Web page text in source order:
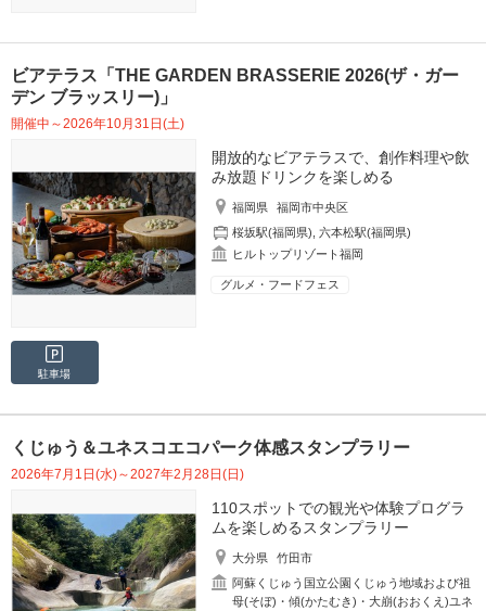
ビアテラス「THE GARDEN BRASSERIE 2026(ザ・ガー
デン ブラッスリー)」
開催中～2026年10月31日(土)
開放的なビアテラスで、創作料理や飲
み放題ドリンクを楽しめる
福岡県
福岡市中央区
桜坂駅(福岡県),六本松駅(福岡県)
ヒルトップリゾート福岡
グルメ・フードフェス
駐車場
くじゅう＆ユネスコエコパーク体感スタンプラリー
2026年7月1日(水)～2027年2月28日(日)
110スポットでの観光や体験プログラ
ムを楽しめるスタンプラリー
大分県
竹田市
阿蘇くじゅう国立公園くじゅう地域および祖
母(そぼ)・傾(かたむき)・大崩(おおくえ)ユネ